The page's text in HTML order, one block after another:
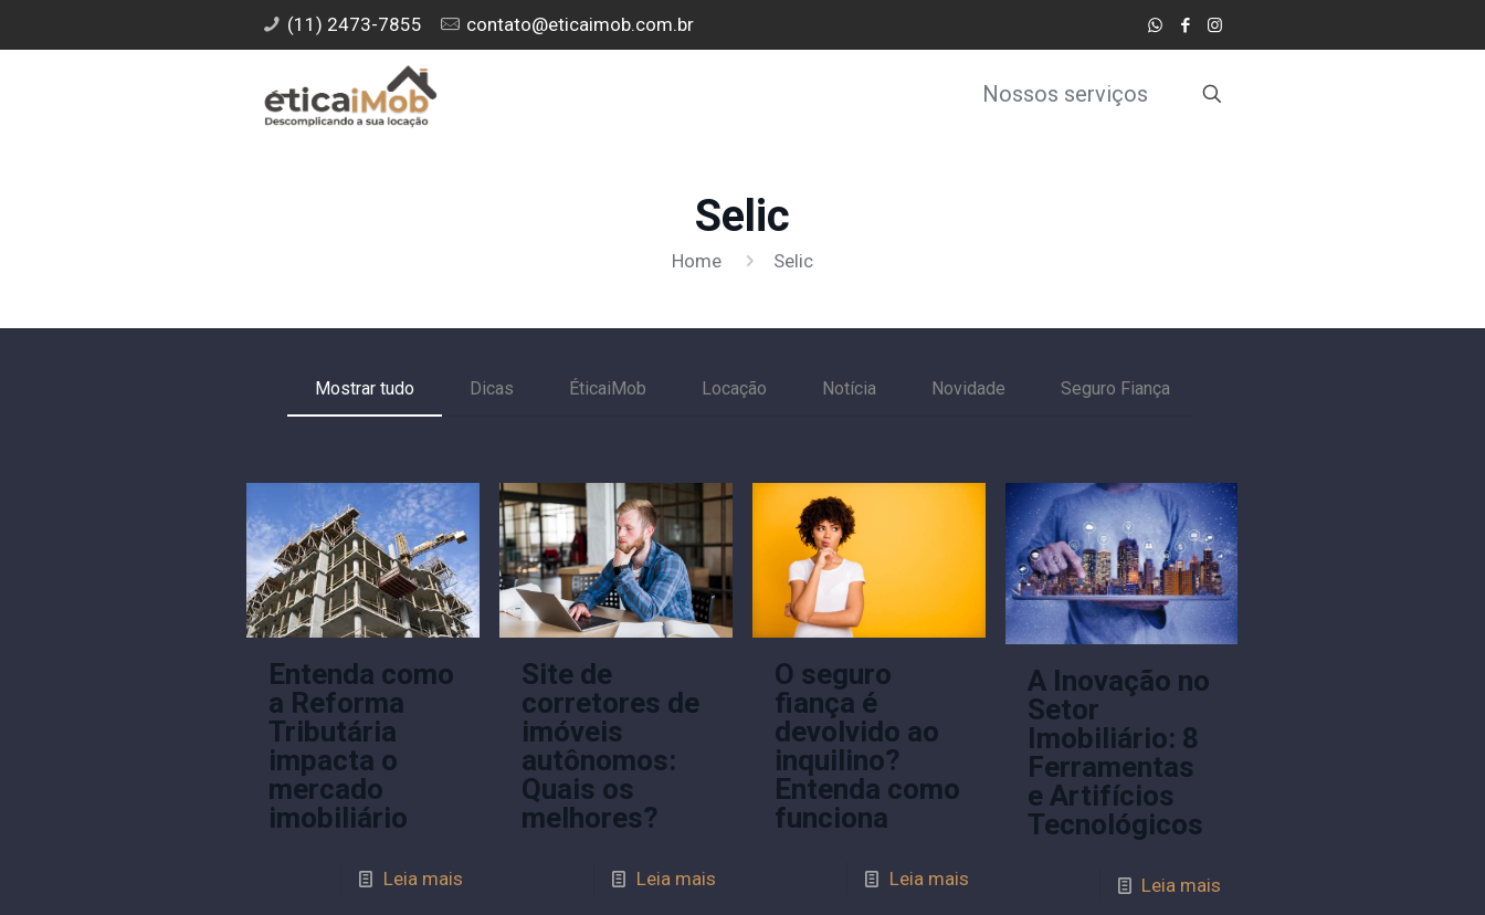
(11) 2473-7855 contato@eticaimob.com.br
Nossos serviços
Selic
Home Selic
Mostrar tudo Dicas ÉticaiMob Locação Notícia Novidade Seguro Fiança
Entenda como
a Reforma
Tributária
impacta o
mercado
imobiliário
Leia mais
Site de
corretores de
imóveis
autônomos:
Quais os
melhores?
Leia mais
O seguro
fiança é
devolvido ao
inquilino?
Entenda como
funciona
Leia mais
A Inovação no
Setor
Imobiliário: 8
Ferramentas
e Artifícios
Tecnológicos
Leia mais